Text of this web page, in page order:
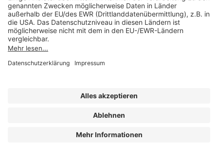
Impressum
Datenschutz
AGB und Lizenzbedingungen
Erklärung zur Barrierefreiheit
A FORUM MEDIA GROUP COMPANY